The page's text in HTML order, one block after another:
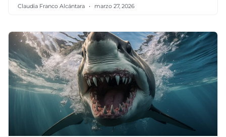
Claudia Franco Alcántara marzo 27, 2026